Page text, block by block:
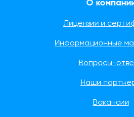
О
Лицензии и
Информационные
Вопросы-
Наши
Вакансии